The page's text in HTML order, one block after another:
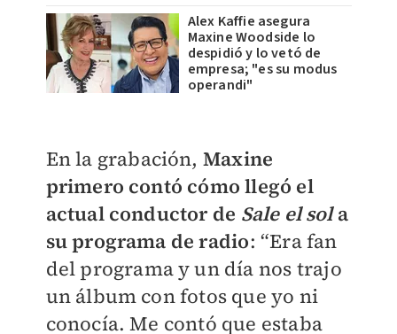
Alex Kaffie asegura
Maxine Woodside lo
despidió y lo vetó de
empresa; "es su modus
operandi"
En la grabación, Maxine
primero contó cómo llegó el
actual conductor de Sale el sola
su programa de radio: “Era fan
del programa y un día nos trajo
un álbum con fotos que yo ni
conocía. Me contó que estaba